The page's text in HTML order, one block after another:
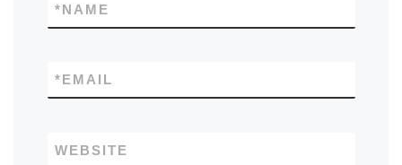
NAME
*
EMAIL
*
WEBSITE